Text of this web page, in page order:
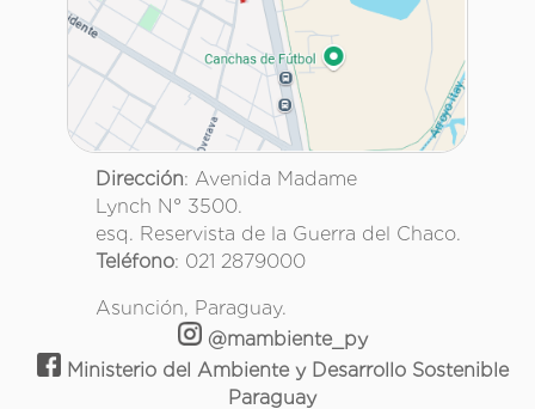
Dirección: Avenida Madame
Lynch N° 3500.
esq. Reservista de la Guerra del Chaco.
Teléfono: 021 2879000
Asunción, Paraguay.
@mambiente_py
Ministerio del Ambiente y Desarrollo Sostenible
Paraguay